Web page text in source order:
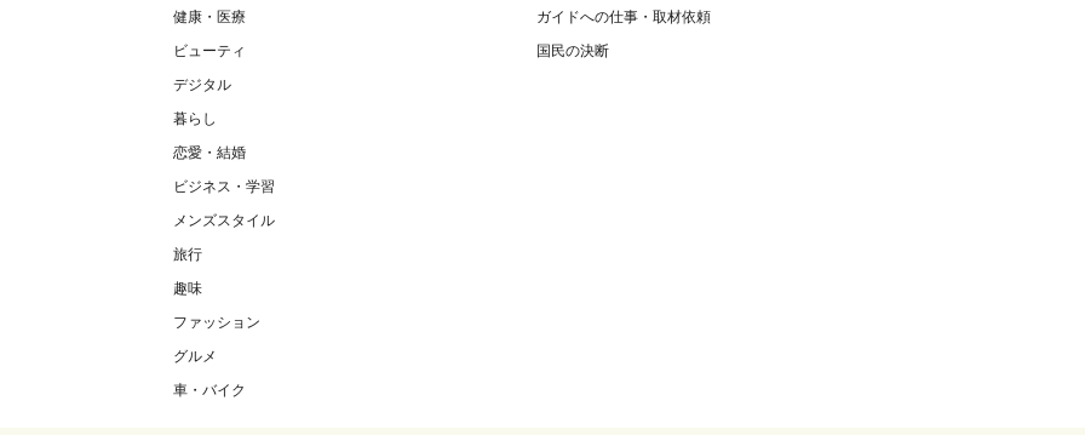
健康・医療
ビューティ
デジタル
暮らし
恋愛・結婚
ビジネス・学習
メンズスタイル
旅行
趣味
ファッション
グルメ
車・バイク
ガイドへの仕事・取材依頼
国民の決断